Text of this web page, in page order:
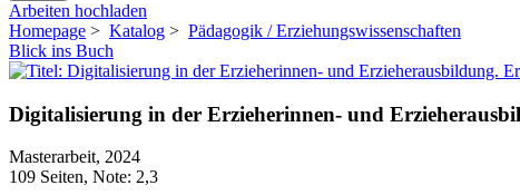
Arbeiten hochladen
Homepage > Katalog > Pädagogik / Erziehungswissenschaften
Blick ins Buch
Digitalisierung in der Erzieherinnen- und
Masterarbeit, 2024
109 Seiten, Note: 2,3